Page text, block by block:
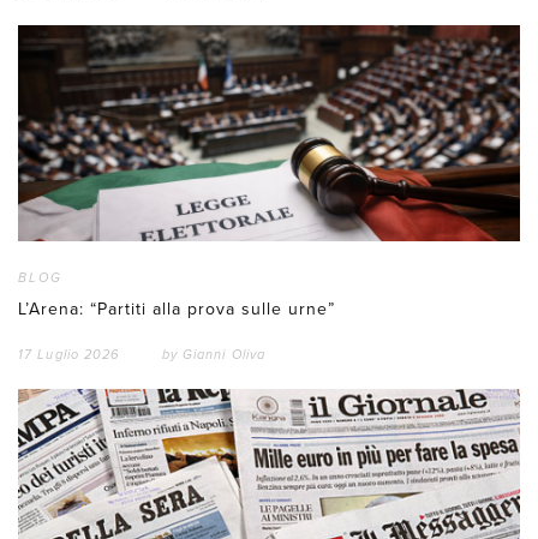
BLOG
L’Arena: “Partiti alla prova sulle urne”
17 Luglio 2026 by Gianni Oliva